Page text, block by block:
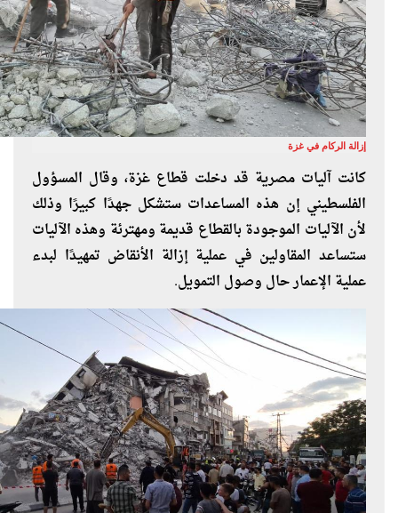
إزالة الركام في غزة
كانت آليات مصرية قد دخلت قطاع غزة، وقال المسؤول
الفلسطيني إن هذه المساعدات ستشكل جهدًا كبيرًا وذلك
لأن الآليات الموجودة بالقطاع قديمة ومهترئة وهذه الآليات
ستساعد المقاولين في عملية إزالة الأنقاض تمهيدًا لبدء
عملية الإعمار حال وصول التمويل.